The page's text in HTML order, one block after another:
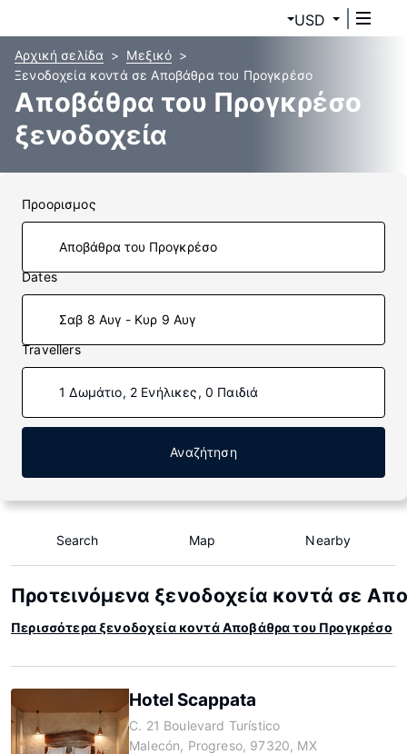
USD
Αρχική σελίδα
Μεξικό
Ξενοδοχεία κοντά σε Αποβάθρα του Προγκρέσο
Αποβάθρα του Προγκρέσο
ξενοδοχεία
Προορισμος
Dates
Σαβ 8 Αυγ - Κυρ 9 Αυγ
Travellers
1 Δωμάτιο, 2 Ενήλικες, 0 Παιδιά
Αναζήτηση
Search Map Nearby
Προτεινόμενα ξενοδοχεία κοντά σε
Περισσότερα ξενοδοχεία κοντά Αποβάθρα του Προγκρέσο
Hotel Scappata
C. 21 Boulevard Turístico
Malecón, Progreso, 97320, MX